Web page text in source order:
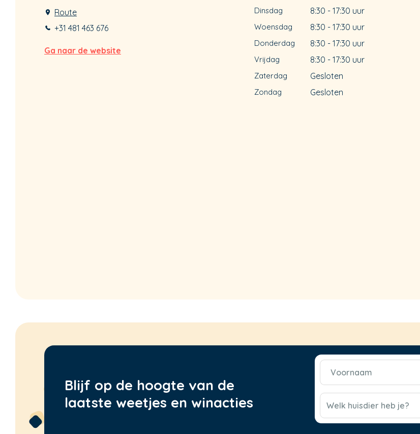
Route
+31 481 463 676
Ga naar de website
Dinsdag 8:30 - 17:30 uur
Woensdag 8:30 - 17:30 uur
Donderdag 8:30 - 17:30 uur
Vrijdag 8:30 - 17:30 uur
Zaterdag Gesloten
Zondag Gesloten
Blijf op de hoogte van de
laatste weetjes en winacties
Voornaam
(Vereist)
CAPTCHA
Welk huisdier heb je?